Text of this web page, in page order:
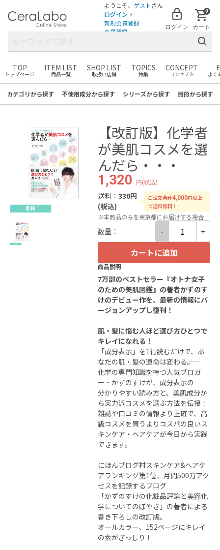
ようこそ、 ゲストさん
ログイン
新規会員登録
会員登録
ログイン カート
0
まだカートに商品がありません。
カートに追加しましょう！
TOP
トップページ
ITEM LIST
商品一覧
SHOP LIST
取扱い店舗
TOPICS
特集
CONCEPT
コンセプト よく
カテゴリから探す 不使用成分から探す シリーズから探す 目的から探す
【改訂版】化学者
が美肌コスメを選
んだら・・・
1,320 円(税込)
送料： 330円
(税込)
ご注文合計4,000円以上
で送料無料！
本商品のみを東京都にお届けする場合
数量 ： -
+
カートに追加
商品説明
7万部のベストセラー『オトナ女子
のための美肌図鑑』の著者かずのす
けのデビュー作を、最新の情報にバ
ージョンアップし復刊！
肌・髪に悩む人ほど選び方ひとつで
キレイになれる！
「成分表示」を1行読むだけで、あ
なたの肌・髪の運命は変わる――。
化学の専門知識を持つ人気ブロガ
ー・かずのすけが、成分表示の
分かりやすい読み方と、美肌成分か
ら実力派コスメを選ぶ方法を伝授！
雑誌や口コミの情報より正確で、高
級コスメを買うよりコスパの良いス
キンケア・ヘアケアが今日から実践
できます。
にほんブログ村スキンケア&ヘアケ
アランキング第1位、月間500万アク
セスを記録するブログ
「かずのすけの化粧品評論と美容化
学についてのぼやき」の著者による
書き下ろしの改訂版。
オールカラー、152ページにキレイ
の素がぎっしり！